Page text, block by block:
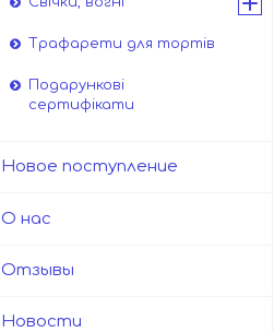
Трафарети для тортів
Подарункові
сертифікати
Новое поступление
О нас
Отзывы
Новости